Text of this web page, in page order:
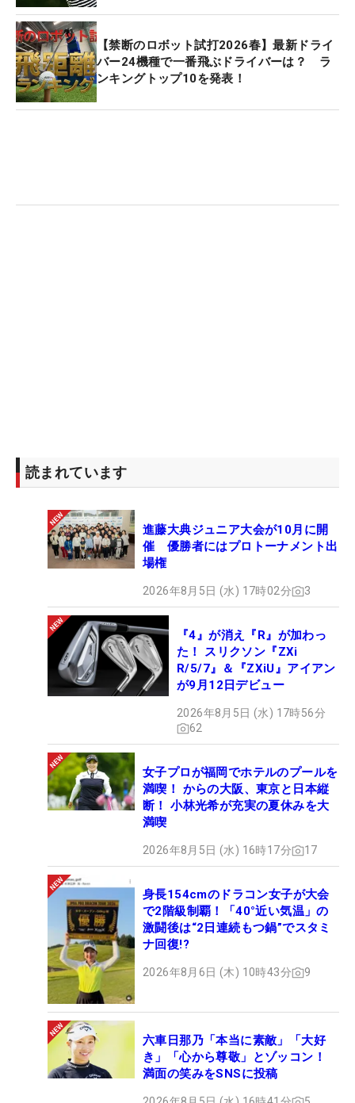
【禁断のロボット試打2026春】最新ドライ
バー24機種で一番飛ぶドライバーは？ ラ
ンキングトップ10を発表！
読まれています
進藤大典ジュニア大会が10月に開
催 優勝者にはプロトーナメント出
場権
2026年8月5日 (水) 17時02分 3
『4』が消え『R』が加わっ
た！ スリクソン『ZXi
R/5/7』＆『ZXiU』アイアン
が9月12日デビュー
2026年8月5日 (水) 17時56分
62
女子プロが福岡でホテルのプールを
満喫！ からの大阪、東京と日本縦
断！ 小林光希が充実の夏休みを大
満喫
2026年8月5日 (水) 16時17分 17
身長154cmのドラコン女子が大会
で2階級制覇！「40°近い気温」の
激闘後は“2日連続もつ鍋”でスタミ
ナ回復!?
2026年8月6日 (木) 10時43分 9
六車日那乃「本当に素敵」「大好
き」「心から尊敬」とゾッコン！
満面の笑みをSNSに投稿